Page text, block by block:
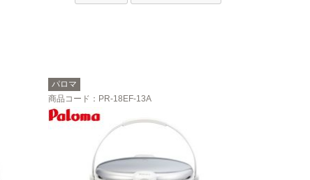
パロマ
商品コード ：PR-18EF-13A